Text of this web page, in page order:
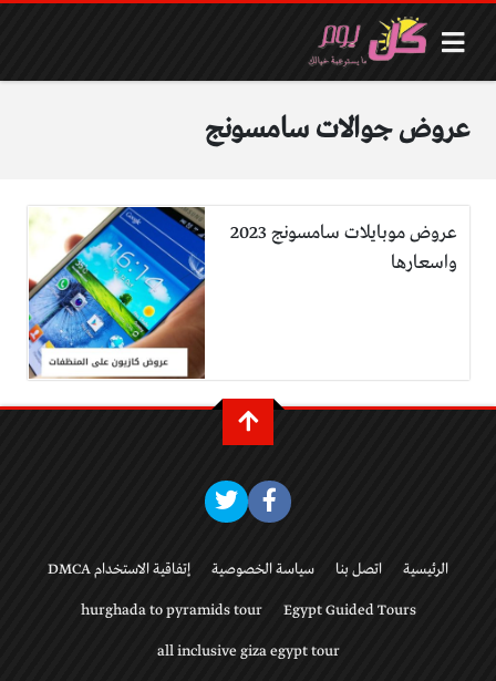
عروض جوالات سامسونج
عروض موبايلات سامسونج 2023
واسعارها
الرئيسية اتصل بنا سياسة الخصوصية إتفاقية الاستخدام DMCA
Egypt Guided Tours
hurghada to pyramids tour
all inclusive giza egypt tour